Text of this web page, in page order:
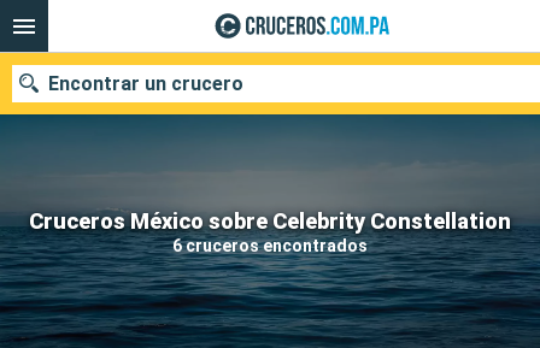
Cruceros México sobre Celebrity Constellation
6 cruceros encontrados
Encontrar un crucero
Nuestros destinos
Fecha de salida
Puertos Compañías